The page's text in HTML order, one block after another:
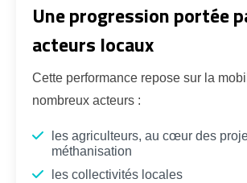
Une progression portée
acteurs locaux
Cette performance repose sur la
nombreux acteurs :
les agriculteurs, au cœur des
méthanisation
les collectivités locales